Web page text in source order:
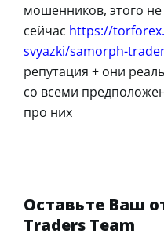
мошенников, этого
сейчас https://
svyazki/samorph-
репутация + они
со всеми
про них
Оставьте Ваш
Traders Team